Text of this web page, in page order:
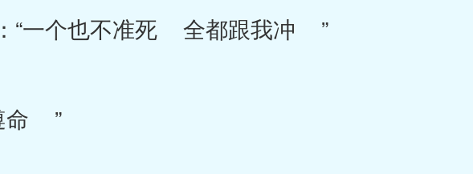
“一个也不准死 全都跟我冲 ”
”